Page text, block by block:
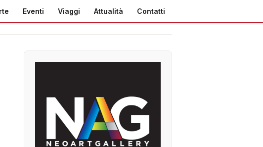
Eventi Viaggi Attualità Contatti